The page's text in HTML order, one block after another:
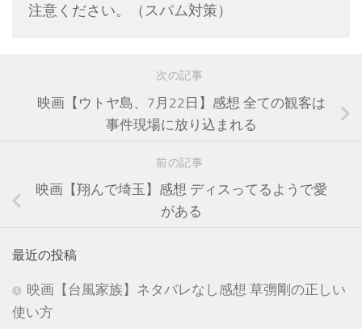
注意ください。（スパム対策）
次の記事
映画【ウトヤ島、7月22日】感想 全ての観客は
事件現場に放り込まれる
前の記事
映画【翔んで埼玉】感想 ディスってるようで愛
がある
最近の投稿
映画【台風家族】ネタバレなし感想 草彅剛の正しい
使い方